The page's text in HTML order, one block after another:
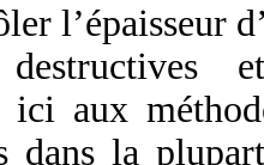
l’épaisseur
destructives
ici aux
dans la